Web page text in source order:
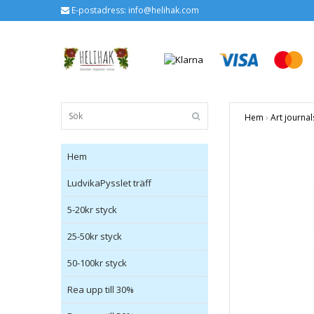
E-postadress: info@helihak.com
Hem
LudvikaPysslet träff
5-20kr styck
25-50kr styck
50-100kr styck
Rea upp till 30%
Hem › Art